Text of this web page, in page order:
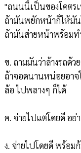
"ถนนนี้เป็นของโคตร
ถ้ามันพยักหน้าก็ให้มั
ถ้ามันส่ายหน้าพร้อม
ข. ถามมันว่าล้างรถด้ว
ถ้าจอดนานหน่อยอา
ล้อ ไปพลางๆ ก็ได้
ค. จ่ายไปแต่โดยดี อย่
ง. จ่ายไปโดยดี พร้อ